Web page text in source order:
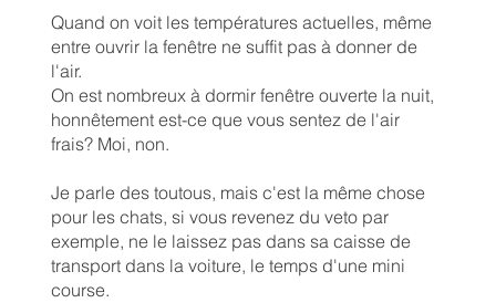
Quand on voit les températures actuelles, même
entre ouvrir la fenêtre ne suffit pas à donner de
l'air.
On est nombreux à dormir fenêtre ouverte la nuit,
honnêtement est-ce que vous sentez de l'air
frais? Moi, non.
Je parle des toutous, mais c'est la même chose
pour les chats, si vous revenez du veto par
exemple, ne le laissez pas dans sa caisse de
transport dans la voiture, le temps d'une mini
course.